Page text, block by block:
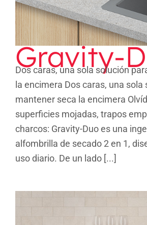
Gravity-
Dos caras, una sola solución
la encimera Dos caras, una sola
mantener seca la encimera
superficies mojadas, trapos
charcos: Gravity-Duo es una
alfombrilla de secado 2 en 1,
uso diario. De un lado [...]